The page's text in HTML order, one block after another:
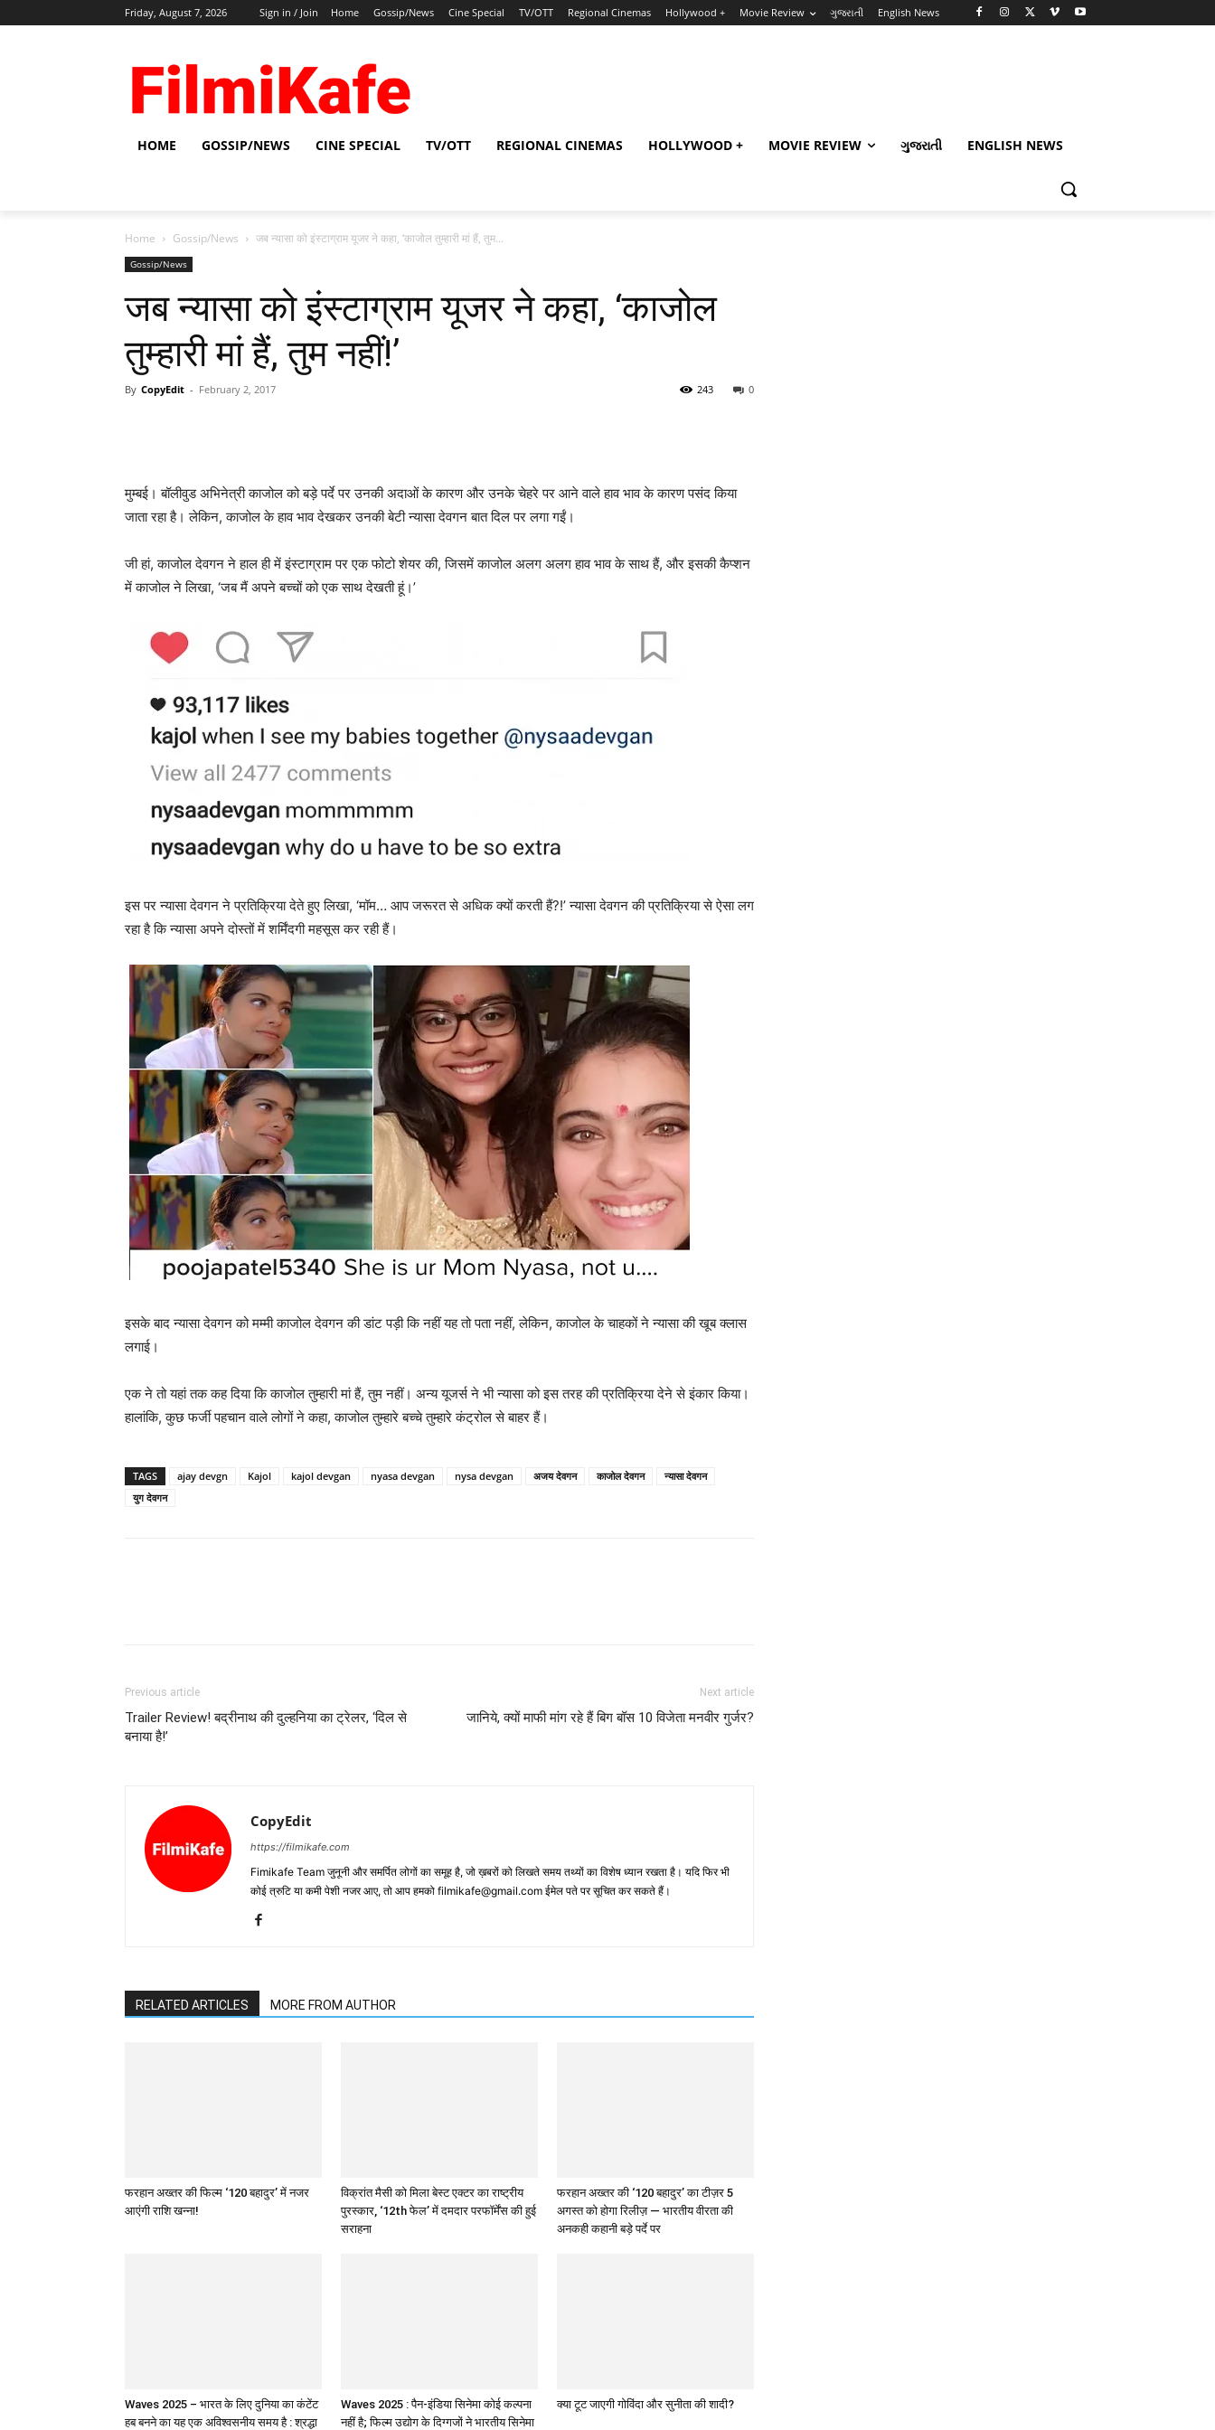
Friday, August 7, 2026 Sign in / Join Home Gossip/News Cine Special TV/OTT Regional Cinemas Hollywood + Movie Review ગુજરાતી English News
HOME GOSSIP/NEWS CINE SPECIAL TV/OTT REGIONAL CINEMAS HOLLYWOOD + MOVIE REVIEW ગુજરાતી ENGLISH NEWS
Home Gossip/News जब न्‍यासा को इंस्‍टाग्राम यूजर ने कहा, ‘काजोल तुम्‍हारी मां हैं, तुम...
Gossip/News
जब न्‍यासा को इंस्‍टाग्राम यूजर ने कहा, ‘काजोल
तुम्‍हारी मां हैं, तुम नहीं!’
By CopyEdit - February 2, 2017 0
243
मुम्‍बई। बॉलीवुड अभिनेत्री काजोल को बड़े पर्दे पर उनकी अदाओं के कारण और उनके चेहरे पर आने वाले हाव भाव के कारण पसंद किया
जाता रहा है। लेकिन, काजोल के हाव भाव देखकर उनकी बेटी न्‍यासा देवगन बात दिल पर लगा गईं।
जी हां, काजोल देवगन ने हाल ही में इंस्‍टाग्राम पर एक फोटो शेयर की, जिसमें काजोल अलग अलग हाव भाव के साथ हैं, और इसकी कैप्‍शन
में काजोल ने लिखा, ‘जब मैं अपने बच्‍चों को एक साथ देखती हूं।’
इस पर न्‍यासा देवगन ने प्रतिक्रिया देते हुए लिखा, ‘मॉम… आप जरूरत से अधिक क्‍यों करती हैं?!’ न्‍यासा देवगन की प्रतिक्रिया से ऐसा लग
रहा है कि न्‍यासा अपने दोस्‍तों में शर्मिंदगी महसूस कर रही हैं।
इसके बाद न्‍यासा देवगन को मम्‍मी काजोल देवगन की डांट पड़ी कि नहीं यह तो पता नहीं, लेकिन, काजोल के चाहकों ने न्‍यासा की खूब क्‍लास
लगाई।
एक ने तो यहां तक कह दिया कि काजोल तुम्‍हारी मां हैं, तुम नहीं। अन्‍य यूजर्स ने भी न्‍यासा को इस तरह की प्रतिक्रिया देने से इंकार किया।
हालांकि, कुछ फर्जी पहचान वाले लोगों ने कहा, काजोल तुम्‍हारे बच्‍चे तुम्‍हारे कंट्रोल से बाहर हैं।
TAGS ajay devgn Kajol kajol devgan nyasa devgan nysa devgan अजय देवगन काजोल देवगन
न्‍यासा देवगन
युग देवगन
Previous article
Trailer Review! बद्रीनाथ की दुल्‍हनिया का ट्रेलर, ‘दिल से
बनाया है!’
Next article
जानिये, क्‍यों माफी मांग रहे हैं बिग बॉस 10 विजेता मनवीर गुर्जर?
CopyEdit
https://filmikafe.com
Fimikafe Team जुनूनी और समर्पित लोगों का समूह है, जो ख़बरों को लिखते समय तथ्‍यों का विशेष ध्‍यान रखता है। यदि फिर भी
कोई त्रुटि या कमी पेशी नजर आए, तो आप हमको filmikafe@gmail.com ईमेल पते पर सूचित कर सकते हैं।
RELATED ARTICLES MORE FROM AUTHOR
फरहान अख्तर की फिल्म ‘120 बहादुर’ में नजर
आएंगी राशि खन्ना!
विक्रांत मैसी को मिला बेस्ट एक्टर का राष्ट्रीय
पुरस्कार, ‘12th फेल’ में दमदार परफॉर्मेंस की हुई
सराहना
फरहान अख्तर की ‘120 बहादुर’ का टीज़र 5
अगस्त को होगा रिलीज़ — भारतीय वीरता की
अनकही कहानी बड़े पर्दे पर
Waves 2025 – भारत के लिए दुनिया का कंटेंट
हब बनने का यह एक अविश्वसनीय समय है : श्रद्धा
Waves 2025 : पैन-इंडिया सिनेमा कोई कल्पना
नहीं है; फिल्म उद्योग के दिग्गजों ने भारतीय सिनेमा
क्या टूट जाएगी गोविंदा और सुनीता की शादी?